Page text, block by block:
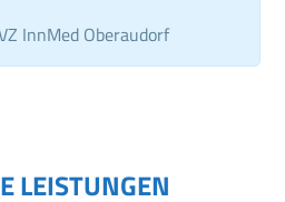
InnMed Oberaudorf
LEISTUNGEN